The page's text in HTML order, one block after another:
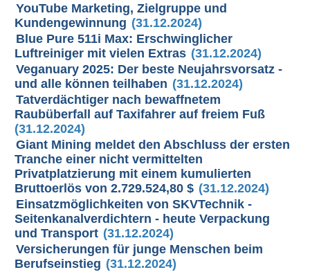
YouTube Marketing, Zielgruppe und
Kundengewinnung (31.12.2024)
Blue Pure 511i Max: Erschwinglicher
Luftreiniger mit vielen Extras (31.12.2024)
Veganuary 2025: Der beste Neujahrsvorsatz -
und alle können teilhaben (31.12.2024)
Tatverdächtiger nach bewaffnetem
Raubüberfall auf Taxifahrer auf freiem Fuß
(31.12.2024)
Giant Mining meldet den Abschluss der ersten
Tranche einer nicht vermittelten
Privatplatzierung mit einem kumulierten
Bruttoerlös von 2.729.524,80 $ (31.12.2024)
Einsatzmöglichkeiten von SKVTechnik -
Seitenkanalverdichtern - heute Verpackung
und Transport (31.12.2024)
Versicherungen für junge Menschen beim
Berufseinstieg (31.12.2024)